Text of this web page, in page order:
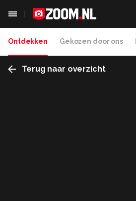
Ontdekken Gekozen door ons
Terug naar overzicht